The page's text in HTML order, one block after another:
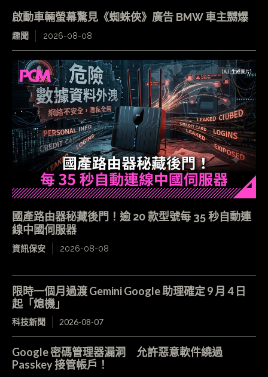
啟動車輛螢幕驚見《蜘蛛俠》廣告 BMW 車主嬲爆
趣聞 2026-08-08
國產路由器秘藏後門！逾 20 款型號每 35 秒自動連
線中國伺服器
資訊保安 2026-08-08
限時一個月過渡 Gemini Google 助理確定 9 月 4 日
起「熄機」
科技新聞 2026-08-07
Google 密碼管理器漏洞 允許惡意軟件繞過
Passkey 接管帳戶！